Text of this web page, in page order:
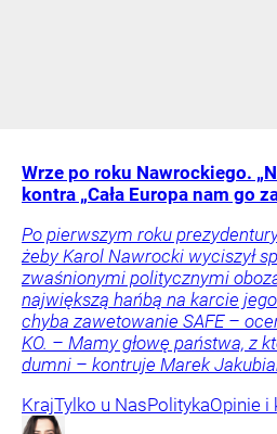
Wrze po roku Nawrockiego.
kontra „Cała Europa nam go
Po pierwszym roku
żeby Karol Nawrocki wyciszył
zwaśnionymi politycznymi
największą hańbą na karcie
chyba zawetowanie SAFE –
KO. – Mamy głowę państwa, z
dumni – kontruje Marek
KrajTylko u NasPolitykaOpinie i